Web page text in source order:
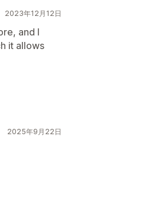
2023年12月12日
and I
it allows
2025年9月22日